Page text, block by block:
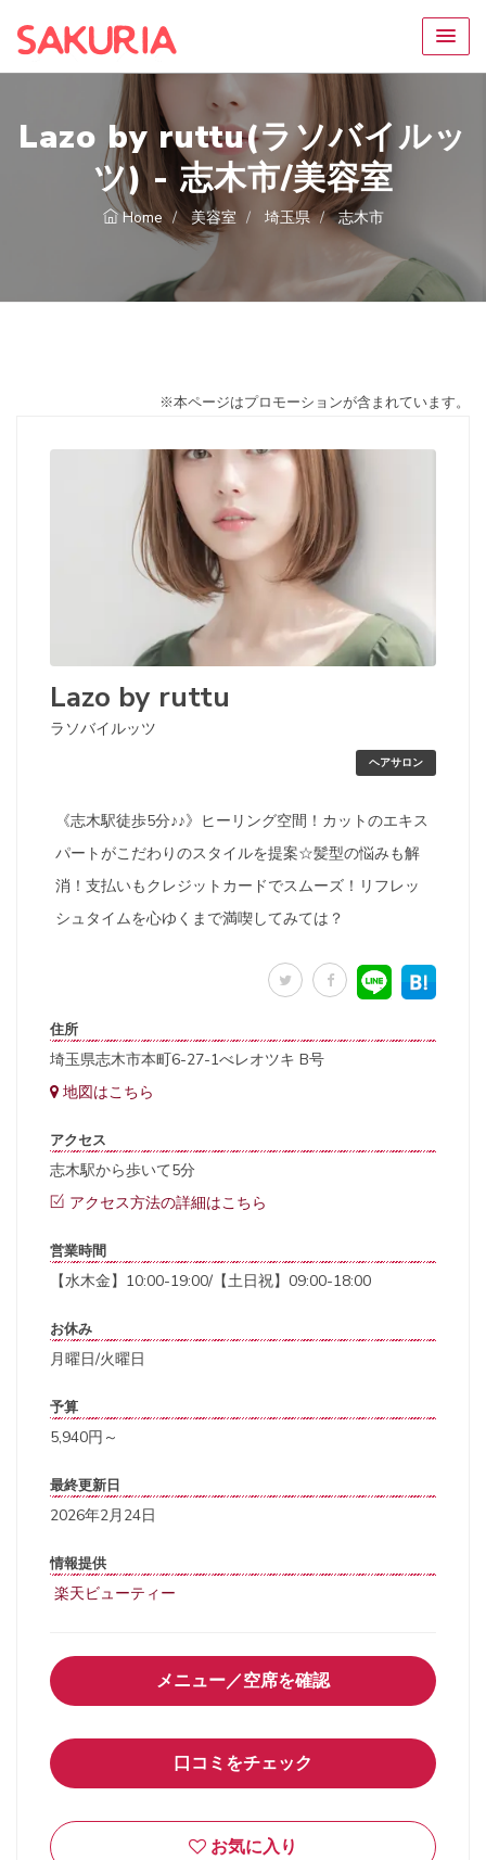
Lazo by ruttu(ラソバイルッ
ツ) - 志木市/美容室
Home 美容室 埼玉県 志木市
※本ページはプロモーションが含まれています。
Lazo by ruttu
ラソバイルッツ
ヘアサロン
《志木駅徒歩5分♪♪》ヒーリング空間！カットのエキス
パートがこだわりのスタイルを提案☆髪型の悩みも解
消！支払いもクレジットカードでスムーズ！リフレッ
シュタイムを心ゆくまで満喫してみては？
住所
埼玉県志木市本町6-27-1べレオツキ B号
地図はこちら
アクセス
志木駅から歩いて5分
アクセス方法の詳細はこちら
営業時間
【水木金】10:00-19:00/【土日祝】09:00-18:00
お休み
月曜日/火曜日
予算
5,940円～
最終更新日
2026年2月24日
情報提供
楽天ビューティー
メニュー／空席を確認
口コミをチェック
お気に入り